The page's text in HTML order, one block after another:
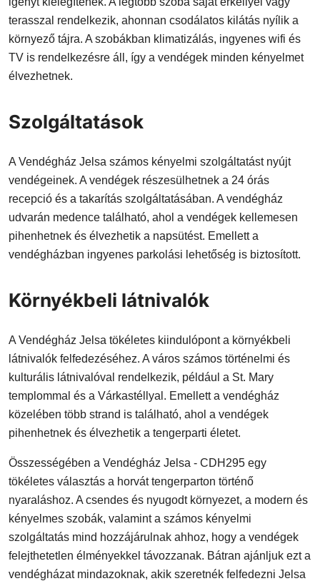
terasszal rendelkezik, ahonnan csodálatos kilátás nyílik a
környező tájra. A szobákban klimatizálás, ingyenes wifi és
TV is rendelkezésre áll, így a vendégek minden kényelmet
élvezhetnek.
Szolgáltatások
A Vendégház Jelsa számos kényelmi szolgáltatást nyújt
vendégeinek. A vendégek részesülhetnek a 24 órás
recepció és a takarítás szolgáltatásában. A vendégház
udvarán medence található, ahol a vendégek kellemesen
pihenhetnek és élvezhetik a napsütést. Emellett a
vendégházban ingyenes parkolási lehetőség is biztosított.
Környékbeli látnivalók
A Vendégház Jelsa tökéletes kiindulópont a környékbeli
látnivalók felfedezéséhez. A város számos történelmi és
kulturális látnivalóval rendelkezik, például a St. Mary
templommal és a Várkastéllyal. Emellett a vendégház
közelében több strand is található, ahol a vendégek
pihenhetnek és élvezhetik a tengerparti életet.
Összességében a Vendégház Jelsa - CDH295 egy
tökéletes választás a horvát tengerparton történő
nyaraláshoz. A csendes és nyugodt környezet, a modern és
kényelmes szobák, valamint a számos kényelmi
szolgáltatás mind hozzájárulnak ahhoz, hogy a vendégek
felejthetetlen élményekkel távozzanak. Bátran ajánljuk ezt a
vendégházat mindazoknak, akik szeretnék felfedezni Jelsa